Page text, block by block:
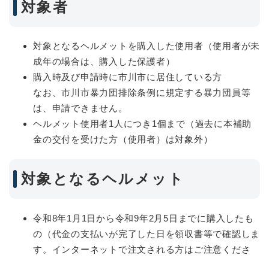
対象者
対象となるヘルメットを購入した使用者（使用者が未
成年の場合は、購入した保護者）
購入時及び申請時に市川市に居住している方
なお、市川市暴力団排除条例に規定する暴力団員等
は、申請できません。
ヘルメット使用者1人につき1個まで（過去に本補助
金の交付を受けた方（使用者）は対象外）
対象となるヘルメット
令和8年1月1日から令和9年2月5日までに購入したも
の（代金の支払いが完了した日を領収書等で確認しま
す。インターネットで注文される方はご注意くださ